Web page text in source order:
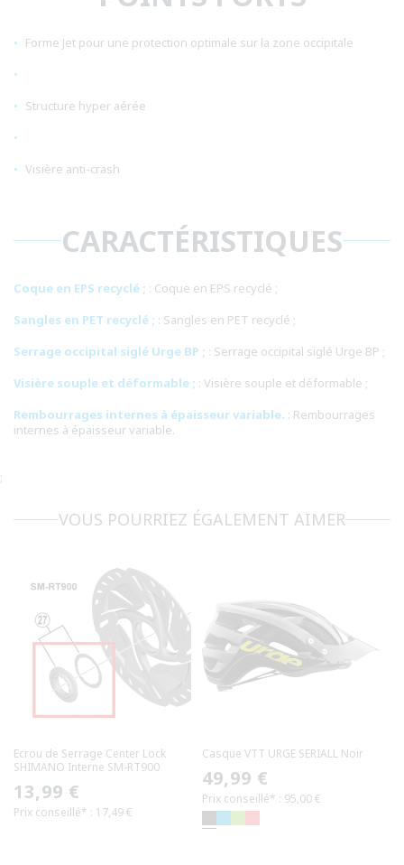
Forme Jet pour une protection optimale sur la zone occipitale
Structure hyper aérée
Visière anti-crash
CARACTÉRISTIQUES
Coque en EPS recyclé ; : Coque en EPS recyclé ;
Sangles en PET recyclé ; : Sangles en PET recyclé ;
Serrage occipital siglé Urge BP ; : Serrage occipital siglé Urge BP ;
Visière souple et déformable ; : Visière souple et déformable ;
Rembourrages internes à épaisseur variable. : Rembourrages
internes à épaisseur variable.
;
VOUS POURRIEZ ÉGALEMENT AIMER
Ecrou de Serrage Center Lock
SHIMANO Interne SM-RT900
Prix
habituel
13,99 €
Prix conseillé* : 17,49 €
Casque VTT URGE SERIALL Noir
Prix
habituel
49,99 €
Prix conseillé* : 95,00 €